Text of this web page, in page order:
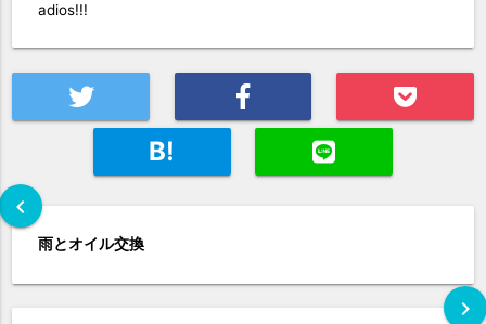
adios!!!
B!
chevron_left
雨とオイル交換
chevron_right